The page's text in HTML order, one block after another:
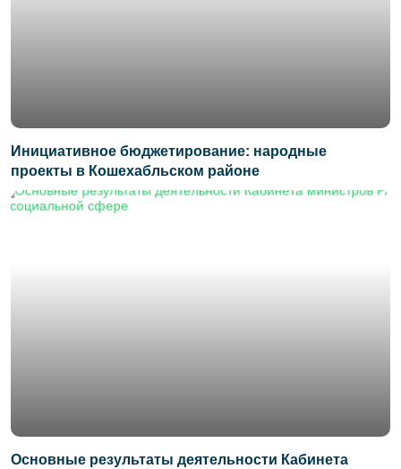
Инициативное бюджетирование: народные
проекты в Кошехабльском районе
Основные результаты деятельности Кабинета